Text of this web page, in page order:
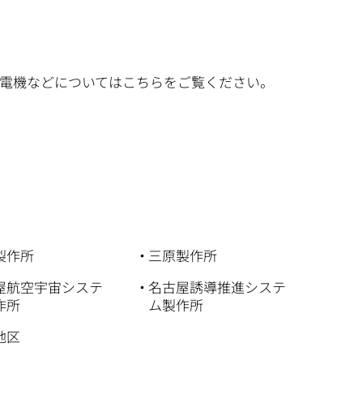
などについてはこちらをご覧ください。
作所
三原製作所
航空宇宙システ
所
名古屋誘導推進システ
ム製作所
区